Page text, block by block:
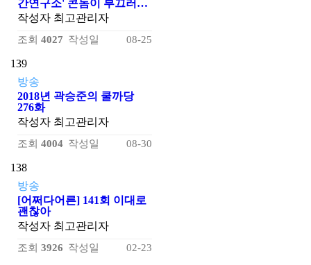
간연구소' 콘돔이 부끄러…
작성자 최고관리자
조회 4027 작성일 08-25
139
방송
2018년 곽승준의 쿨까당
276화
작성자 최고관리자
조회 4004 작성일 08-30
138
방송
[어쩌다어른] 141회 이대로
괜찮아
작성자 최고관리자
조회 3926 작성일 02-23